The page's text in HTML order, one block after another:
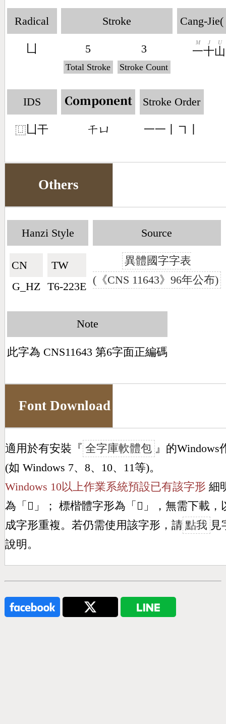
Radical
凵
Stroke
5
Total Stroke
3
Stroke Count
Cang-Jie(
一
M
十
J
山
U
IDS
⿶ 凵干
Component
󶁞󶁏
Stroke Order
一一丨㇕丨
Others
Hanzi Style
CN🇨🇳
G_HZ
TW🇹🇼
T6-223E
Source
異體國字字表
(《CNS 11643》96年公布)
Note
此字為 CNS11643 第6字面正編碼
Font Download
適用於有安裝『 全字庫軟體包 』的Windows
(如 Windows 7、8、10、11等)。
Windows 10以上作業系統預設已有該字形 細
為「 𠙻 」； 標楷體字形為「 𠙻 」，無需下載，
成字形重複。若仍需使用該字形，請 點我 見
說明。